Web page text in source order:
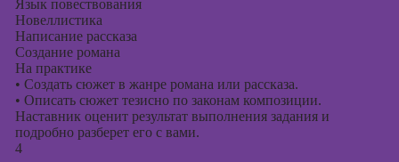
Язык повествования
Новеллистика
Написание рассказа
Создание романа
На практике
• Создать сюжет в жанре романа или рассказа.
• Описать сюжет тезисно по законам композиции.
Наставник оценит результат выполнения задания и
подробно разберет его с вами.
4